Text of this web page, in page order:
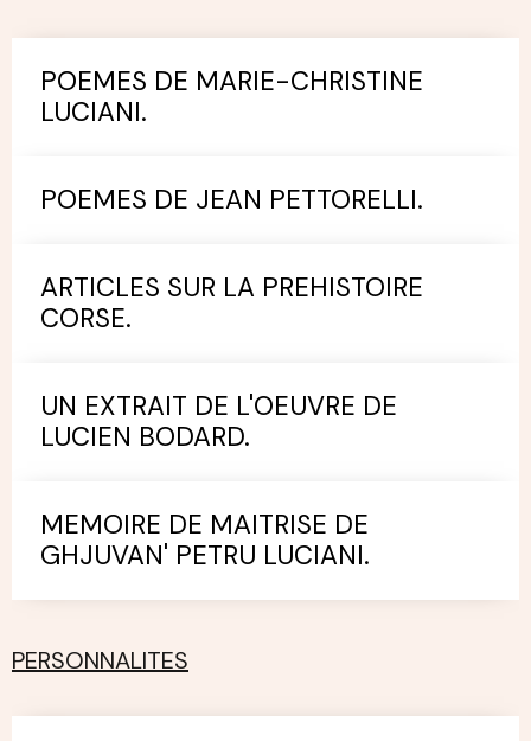
POEMES DE MARIE-CHRISTINE
LUCIANI.
POEMES DE JEAN PETTORELLI.
ARTICLES SUR LA PREHISTOIRE
CORSE.
UN EXTRAIT DE L'OEUVRE DE
LUCIEN BODARD.
MEMOIRE DE MAITRISE DE
GHJUVAN' PETRU LUCIANI.
PERSONNALITES